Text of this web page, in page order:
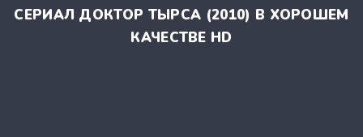
СЕРИАЛ ДОКТОР ТЫРСА (2010) В ХОРОШЕМ
КАЧЕСТВЕ HD